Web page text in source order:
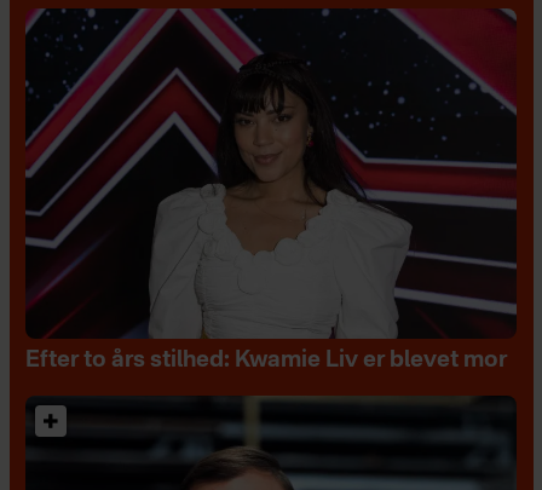
Efter to års stilhed: Kwamie Liv er blevet mor